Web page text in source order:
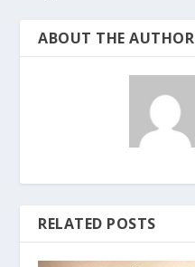
ABOUT THE AUTHOR
RELATED POSTS